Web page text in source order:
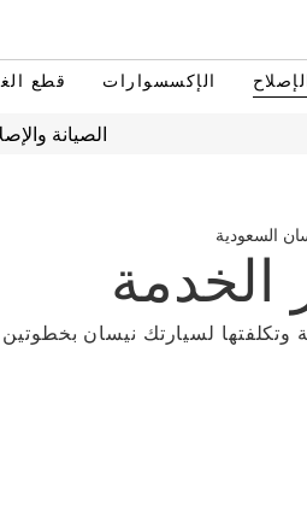
الإكسسوارات قطع
الصيانة
السعودية
الخدمة
لسيارتك نيسان